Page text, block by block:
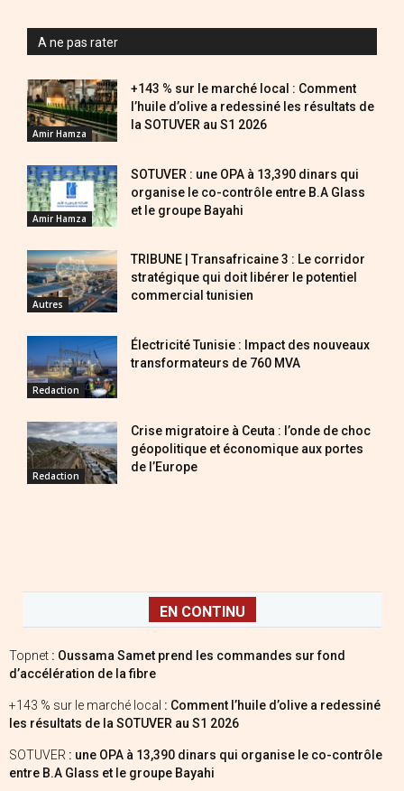
A ne pas rater
Amir Hamza
+143 % sur le marché local : Comment
l’huile d’olive a redessiné les résultats de
la SOTUVER au S1 2026
Amir Hamza
SOTUVER : une OPA à 13,390 dinars qui
organise le co-contrôle entre B.A Glass
et le groupe Bayahi
Autres
TRIBUNE | Transafricaine 3 : Le corridor
stratégique qui doit libérer le potentiel
commercial tunisien
Redaction
Électricité Tunisie : Impact des nouveaux
transformateurs de 760 MVA
Redaction
Crise migratoire à Ceuta : l’onde de choc
géopolitique et économique aux portes
de l’Europe
EN CONTINU
Topnet : Oussama Samet prend les commandes sur fond
d’accélération de la fibre
+143 % sur le marché local : Comment l’huile d’olive a redessiné
les résultats de la SOTUVER au S1 2026
SOTUVER : une OPA à 13,390 dinars qui organise le co-contrôle
entre B.A Glass et le groupe Bayahi